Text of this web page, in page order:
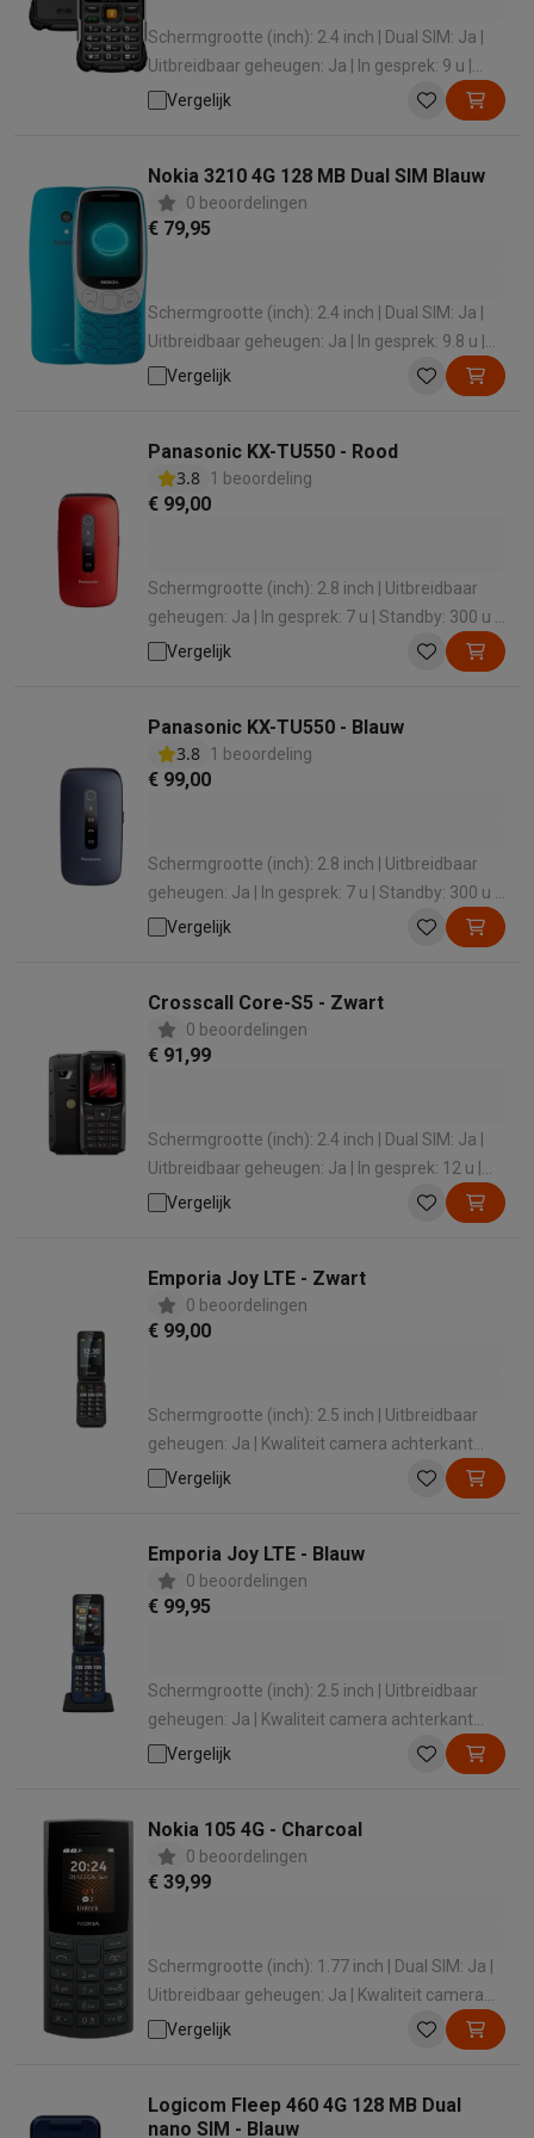
SoldenAlle soldendeals
Deals van het moment Promoties Cashbacks Solden
Installatie aan huisGroot elektro installatie Inbouw installatie
Herstelling van je toestel Controleer jouw
Groot elektro & inbouwVind jouw ideale wasmachine
Klein elektroBeauty & gezondheid
Beeld & Geluid
Kies jouw ideale TV
Sport & Ontspanning
Outlet Alle outlet dealsOutlet multimedia & telefonie Outlet
Schermgrootte (inch): 2.4 inch | Dual SIM: Ja |
Uitbreidbaar geheugen: Ja | In gesprek: 9 u |
Standby: 900 u
Vergelijk
Nokia 3210 4G 128 MB Dual SIM Blauw
0 beoordelingen
€ 79,95
Schermgrootte (inch): 2.4 inch | Dual SIM: Ja |
Uitbreidbaar geheugen: Ja | In gesprek: 9.8 u |
Bluetooth-versie: 5.0
Vergelijk
Panasonic KX-TU550 - Rood
3.8 1 beoordeling
€ 99,00
Schermgrootte (inch): 2.8 inch | Uitbreidbaar
geheugen: Ja | In gesprek: 7 u | Standby: 300 u |
Bluetooth-versie: 5.0
Vergelijk
Panasonic KX-TU550 - Blauw
3.8 1 beoordeling
€ 99,00
Schermgrootte (inch): 2.8 inch | Uitbreidbaar
geheugen: Ja | In gesprek: 7 u | Standby: 300 u |
Bluetooth-versie: 5.0
Vergelijk
Crosscall Core-S5 - Zwart
0 beoordelingen
€ 91,99
Schermgrootte (inch): 2.4 inch | Dual SIM: Ja |
Uitbreidbaar geheugen: Ja | In gesprek: 12 u |
Standby: 240 u
Vergelijk
Emporia Joy LTE - Zwart
0 beoordelingen
€ 99,00
Schermgrootte (inch): 2.5 inch | Uitbreidbaar
geheugen: Ja | Kwaliteit camera achterkant
(MP): 2 MP | Waterbestendig: Ja
Vergelijk
Emporia Joy LTE - Blauw
0 beoordelingen
€ 99,95
Schermgrootte (inch): 2.5 inch | Uitbreidbaar
geheugen: Ja | Kwaliteit camera achterkant
(MP): 2 MP | Waterbestendig: Ja
Vergelijk
Nokia 105 4G - Charcoal
0 beoordelingen
€ 39,99
Schermgrootte (inch): 1.77 inch | Dual SIM: Ja |
Uitbreidbaar geheugen: Ja | Kwaliteit camera
achterkant (MP): 0.3 MP
Vergelijk
Logicom Fleep 460 4G 128 MB Dual
nano SIM - Blauw